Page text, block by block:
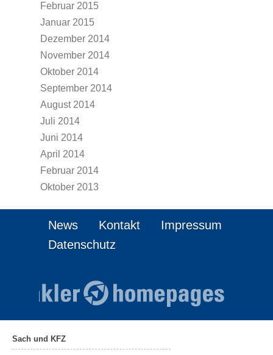
Februar 2015
Januar 2015
Dezember 2014
November 2014
Oktober 2014
September 2014
August 2014
Juli 2014
Juni 2014
April 2014
Februar 2014
Oktober 2013
News Kontakt
Impressum
Datenschutz
Sach und KFZ